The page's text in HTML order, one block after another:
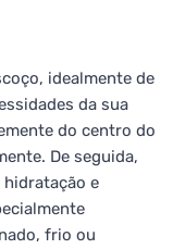
idealmente de
da sua
do centro do
De seguida,
e
frio ou